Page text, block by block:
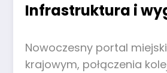
Infrastruktura i
Nowoczesny portal
krajowym, połączenia